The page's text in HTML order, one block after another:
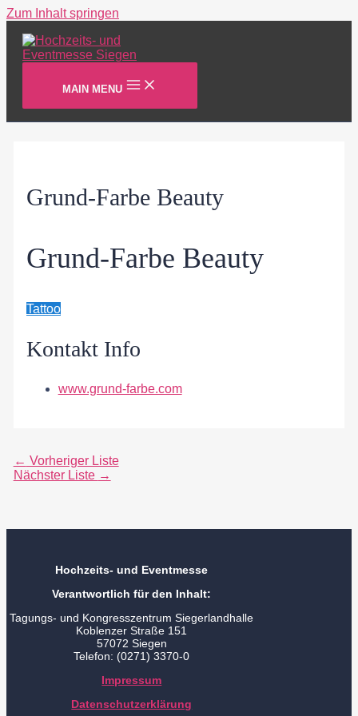
Zum Inhalt springen
MAIN MENU
Grund-Farbe Beauty
Grund-Farbe Beauty
Tattoo
Kontakt Info
www.grund-farbe.com
← Vorheriger Liste
Nächster Liste →
Hochzeits- und Eventmesse
Verantwortlich für den Inhalt:
Tagungs- und Kongresszentrum Siegerlandhalle
Koblenzer Straße 151
57072 Siegen
Telefon: (0271) 3370-0
Impressum
Datenschutzerklärung